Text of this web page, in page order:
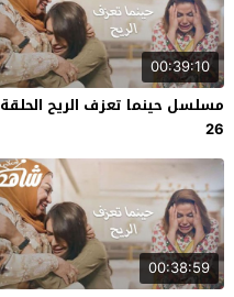
00:39:10
مسلسل حينما تعزف الريح الحلقة
26
00:38:59